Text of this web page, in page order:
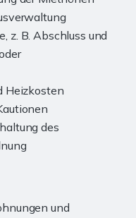
z. B. Abschluss und
Heizkosten
des
und